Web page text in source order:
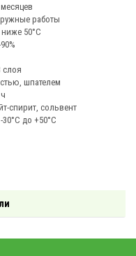
работы
50°С
слоя
шпателем
спирит, сольвент
30°С до +50°С